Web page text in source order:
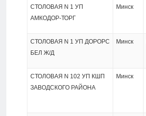
СТОЛОВАЯ N 1 УП
АМКОДОР-ТОРГ
Минск
СТОЛОВАЯ N 1 УП ДОРОРС
БЕЛ Ж/Д
Минск
СТОЛОВАЯ N 102 УП КШП
ЗАВОДСКОГО РАЙОНА
Минск